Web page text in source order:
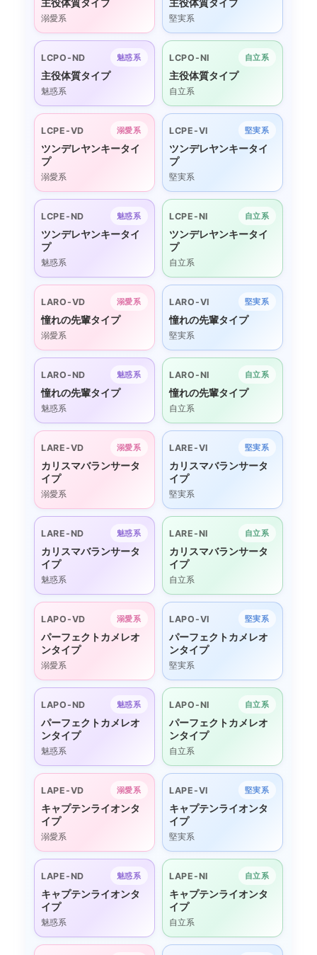
主役体質タイプ
溺愛系
主役体質タイプ
堅実系
LCPO-ND 魅惑系
主役体質タイプ
魅惑系
LCPO-NI 自立系
主役体質タイプ
自立系
LCPE-VD 溺愛系
ツンデレヤンキータイ
プ
溺愛系
LCPE-VI 堅実系
ツンデレヤンキータイ
プ
堅実系
LCPE-ND 魅惑系
ツンデレヤンキータイ
プ
魅惑系
LCPE-NI 自立系
ツンデレヤンキータイ
プ
自立系
LARO-VD 溺愛系
憧れの先輩タイプ
溺愛系
LARO-VI 堅実系
憧れの先輩タイプ
堅実系
LARO-ND 魅惑系
憧れの先輩タイプ
魅惑系
LARO-NI 自立系
憧れの先輩タイプ
自立系
LARE-VD 溺愛系
カリスマバランサータ
イプ
溺愛系
LARE-VI 堅実系
カリスマバランサータ
イプ
堅実系
LARE-ND 魅惑系
カリスマバランサータ
イプ
魅惑系
LARE-NI 自立系
カリスマバランサータ
イプ
自立系
LAPO-VD 溺愛系
パーフェクトカメレオ
ンタイプ
溺愛系
LAPO-VI 堅実系
パーフェクトカメレオ
ンタイプ
堅実系
LAPO-ND 魅惑系
パーフェクトカメレオ
ンタイプ
魅惑系
LAPO-NI 自立系
パーフェクトカメレオ
ンタイプ
自立系
LAPE-VD 溺愛系
キャプテンライオンタ
イプ
溺愛系
LAPE-VI 堅実系
キャプテンライオンタ
イプ
堅実系
LAPE-ND 魅惑系
キャプテンライオンタ
イプ
魅惑系
LAPE-NI 自立系
キャプテンライオンタ
イプ
自立系